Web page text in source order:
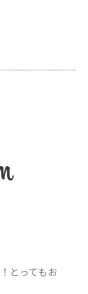
とってもお